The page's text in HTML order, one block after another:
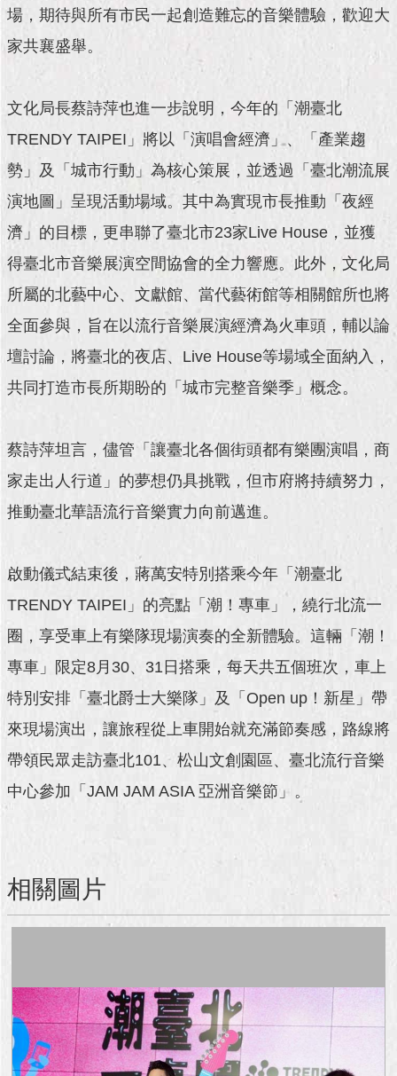
主
題
館
民
動
活
動
主
館
回
首
頁
網
覽
English
問
答
時
新
聞
澄
雙
語
詞
通
陳
公
民
參
場，期待與所有市民一起創造難忘的音樂體驗，歡迎大
家共襄盛舉。
文化局長蔡詩萍也進一步說明，今年的「潮臺北
TRENDY TAIPEI」將以「演唱會經濟」、「產業趨
勢」及「城市行動」為核心策展，並透過「臺北潮流展
演地圖」呈現活動場域。其中為實現市長推動「夜經
濟」的目標，更串聯了臺北市23家Live House，並獲
得臺北市音樂展演空間協會的全力響應。此外，文化局
所屬的北藝中心、文獻館、當代藝術館等相關館所也將
全面參與，旨在以流行音樂展演經濟為火車頭，輔以論
壇討論，將臺北的夜店、Live House等場域全面納入，
共同打造市長所期盼的「城市完整音樂季」概念。
蔡詩萍坦言，儘管「讓臺北各個街頭都有樂團演唱，商
家走出人行道」的夢想仍具挑戰，但市府將持續努力，
推動臺北華語流行音樂實力向前邁進。
啟動儀式結束後，蔣萬安特別搭乘今年「潮臺北
TRENDY TAIPEI」的亮點「潮！專車」，繞行北流一
圈，享受車上有樂隊現場演奏的全新體驗。這輛「潮！
專車」限定8月30、31日搭乘，每天共五個班次，車上
特別安排「臺北爵士大樂隊」及「Open up！新星」帶
來現場演出，讓旅程從上車開始就充滿節奏感，路線將
帶領民眾走訪臺北101、松山文創園區、臺北流行音樂
中心參加「JAM JAM ASIA 亞洲音樂節」。
相關圖片